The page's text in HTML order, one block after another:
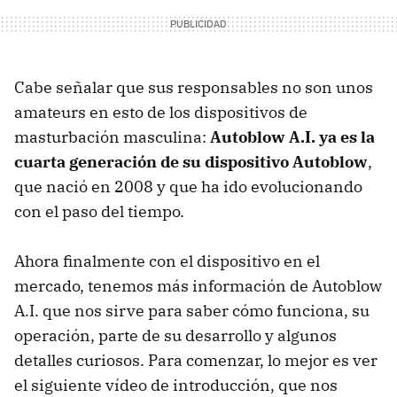
Cabe señalar que sus responsables no son unos
amateurs en esto de los dispositivos de
masturbación masculina: Autoblow A.I. ya es la
cuarta generación de su dispositivo Autoblow,
que nació en 2008 y que ha ido evolucionando
con el paso del tiempo.
Ahora finalmente con el dispositivo en el
mercado, tenemos más información de Autoblow
A.I. que nos sirve para saber cómo funciona, su
operación, parte de su desarrollo y algunos
detalles curiosos. Para comenzar, lo mejor es ver
el siguiente vídeo de introducción, que nos